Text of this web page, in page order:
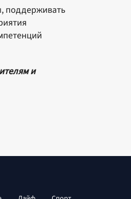
поддерживать
и